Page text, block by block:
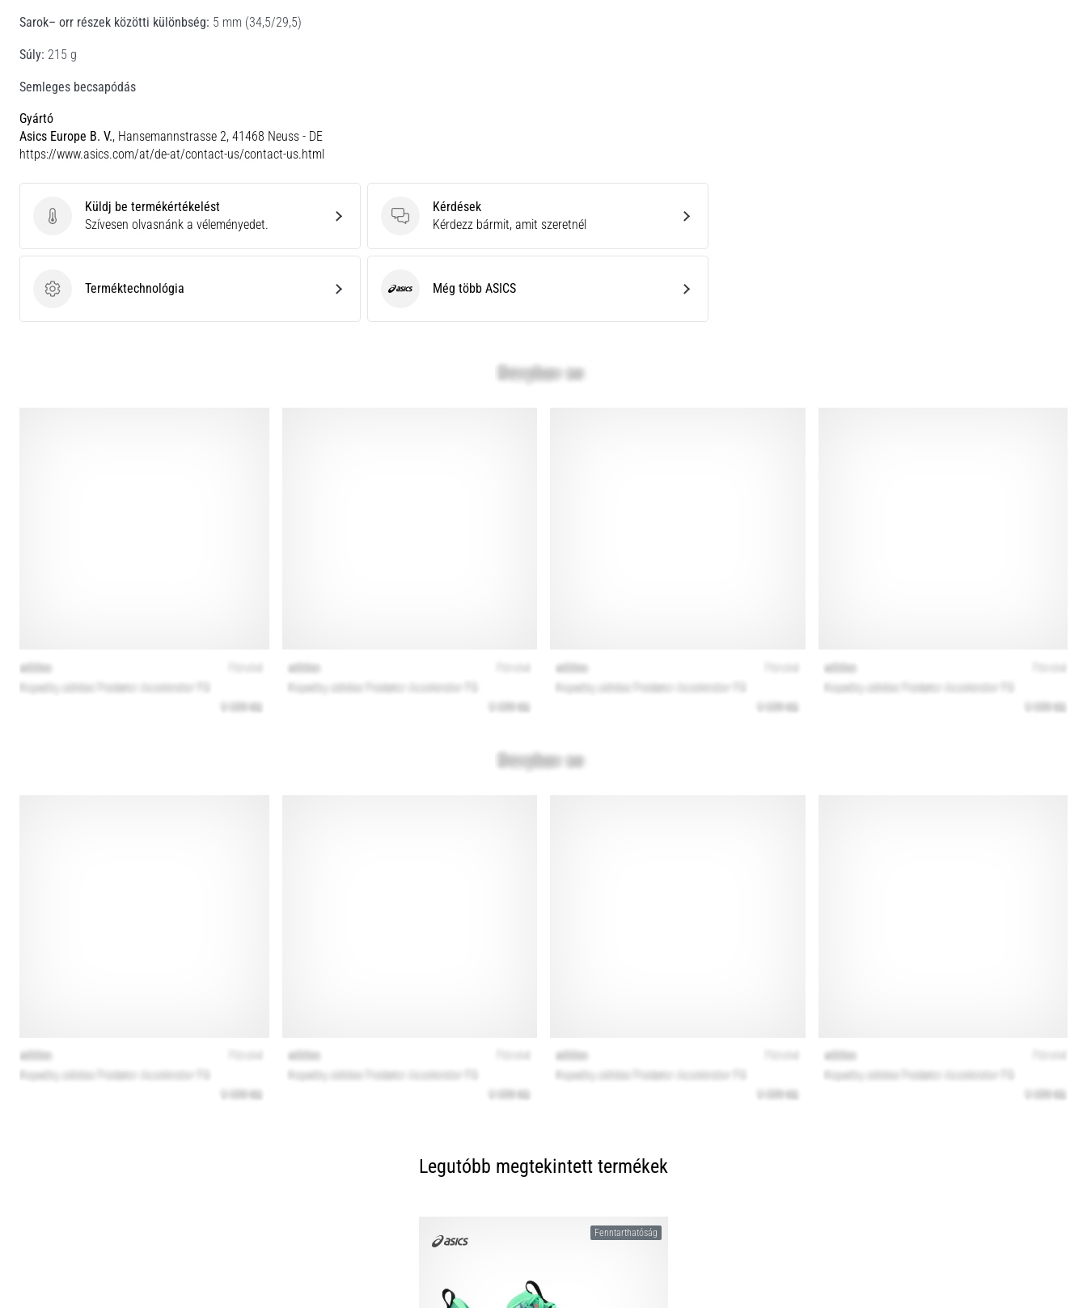
Sarok– orr részek közötti különbség: 5 mm (34,5/29,5)
Súly: 215 g
Semleges becsapódás
Gyártó
Asics Europe B. V., Hansemannstrasse 2, 41468 Neuss - DE
https://www.asics.com/at/de-at/contact-us/contact-us.html
Küldj be termékértékelést
Küldj be termékértékelést
Szívesen olvasnánk a véleményedet.
Kérdések
Kérdések
Kérdezz bármit, amit szeretnél
Terméktechnológia
Terméktechnológia ASICS Még több ASICS
Legutóbb megtekintett termékek
Fenntarthatóság